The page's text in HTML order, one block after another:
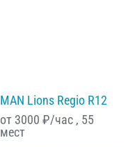
MAN Lions Regio R12
от 3000 ₽/час , 55
мест